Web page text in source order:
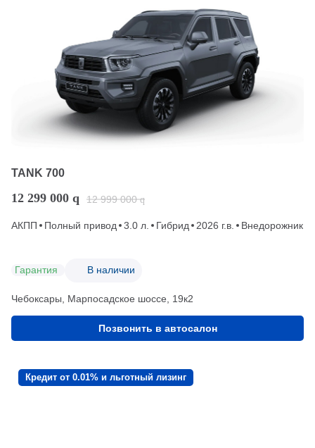
TANK 700
12 299 000 q 12 999 000 q
АКПП Полный привод 3.0 л. Гибрид 2026 г.в. Внедорожник
Гарантия В наличии
Чебоксары, Марпосадское шоссе, 19к2
Позвонить в автосалон
Кредит от 0.01% и льготный лизинг